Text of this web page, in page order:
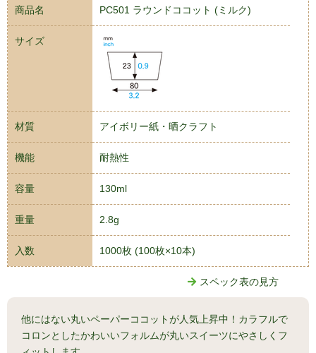
商品名 PC501 ラウンドココット (ミルク)
サイズ
材質 アイボリー紙・晒クラフト
機能 耐熱性
容量 130ml
重量 2.8g
入数 1000枚 (100枚×10本)
スペック表の見方
他にはない丸いペーパーココットが人気上昇中！カラフルで
コロンとしたかわいいフォルムが丸いスイーツにやさしくフ